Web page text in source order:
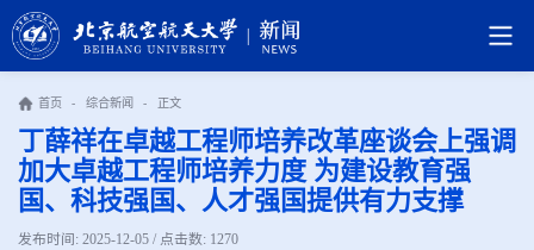
首页 - 综合新闻 - 正文
丁薛祥在卓越工程师培养改革座谈会上强调
加大卓越工程师培养力度 为建设教育强
国、科技强国、人才强国提供有力支撑
发布时间: 2025-12-05 / 点击数: 1270